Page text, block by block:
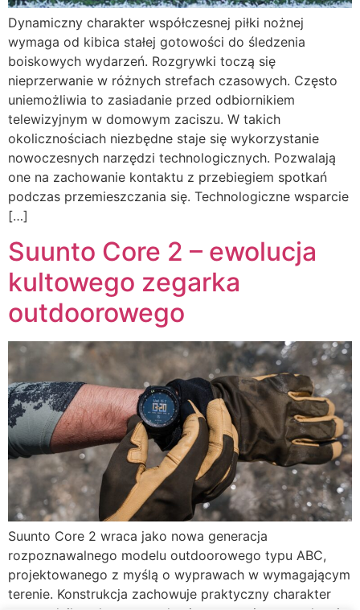
Dynamiczny charakter współczesnej piłki nożnej
wymaga od kibica stałej gotowości do śledzenia
boiskowych wydarzeń. Rozgrywki toczą się
nieprzerwanie w różnych strefach czasowych. Często
uniemożliwia to zasiadanie przed odbiornikiem
telewizyjnym w domowym zaciszu. W takich
okolicznościach niezbędne staje się wykorzystanie
nowoczesnych narzędzi technologicznych. Pozwalają
one na zachowanie kontaktu z przebiegiem spotkań
podczas przemieszczania się. Technologiczne wsparcie
[…]
Suunto Core 2 – ewolucja
kultowego zegarka
outdoorowego
Suunto Core 2 wraca jako nowa generacja
rozpoznawalnego modelu outdoorowego typu ABC,
projektowanego z myślą o wyprawach w wymagającym
terenie. Konstrukcja zachowuje praktyczny charakter